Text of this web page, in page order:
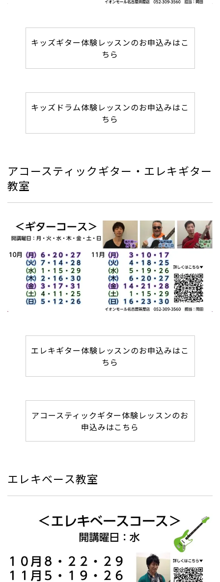
キッズギター体験レッスンのお申込みはこ
ちら
キッズドラム体験レッスンのお申込みはこ
ちら
アコースティックギター・エレキギター
教室
エレキギター体験レッスンのお申込みはこ
ちら
アコースティックギター体験レッスンのお
申込みはこちら
エレキベース教室